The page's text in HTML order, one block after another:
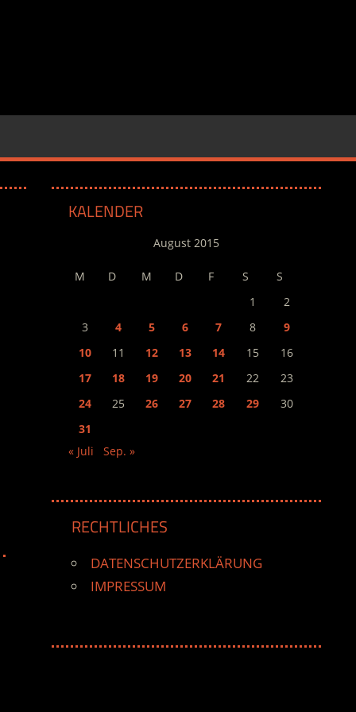
KALENDER
August 2015
M D M D F S
S
1
2
3
4 5 6 7 8
9
10
11 12 13 14 15
16
17
18 19 20 21 22
23
24
25 26 27 28 29
30
31
« Juli
Sep. »
RECHTLICHES
DATENSCHUTZERKLÄRUNG
IMPRESSUM